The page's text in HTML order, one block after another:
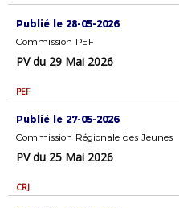
Publié le 28-05-2026
Commission PEF
PV du 29 Mai 2026
PEF
Publié le 27-05-2026
Commission Régionale des Jeunes
PV du 25 Mai 2026
CRJ